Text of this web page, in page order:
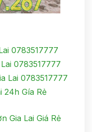
0783517777
0783517777
Lai 0783517777
24h Gía Rẻ
Gia Lai Giá Rẻ